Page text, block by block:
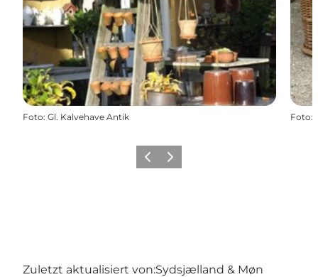
Foto: Gl. Kalvehave Antik Foto:
ZurückWeiter
Zuletzt aktualisiert von:Sydsjælland & Møn